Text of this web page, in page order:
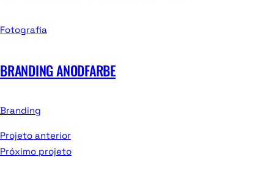
Fotografia
BRANDING ANODFARBE
Branding
Projeto anterior
Próximo projeto